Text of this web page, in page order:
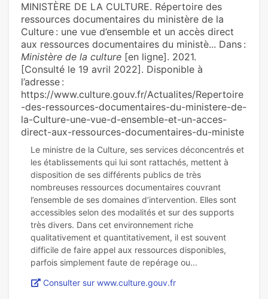
MINISTÈRE DE LA CULTURE. Répertoire des
ressources documentaires du ministère de la
Culture : une vue d’ensemble et un accès direct
aux ressources documentaires du ministè... Dans :
Ministère de la culture [en ligne]. 2021.
[Consulté le 19 avril 2022]. Disponible à
l’adresse :
https://www.culture.gouv.fr/Actualites/Repertoire
-des-ressources-documentaires-du-ministere-de-
la-Culture-une-vue-d-ensemble-et-un-acces-
direct-aux-ressources-documentaires-du-ministe
Le ministre de la Culture, ses services déconcentrés et
les établissements qui lui sont rattachés, mettent à
disposition de ses différents publics de très
nombreuses ressources documentaires couvrant
l’ensemble de ses domaines d’intervention. Elles sont
accessibles selon des modalités et sur des supports
très divers. Dans cet environnement riche
qualitativement et quantitativement, il est souvent
difficile de faire appel aux ressources disponibles,
Consulter sur www.culture.gouv.fr